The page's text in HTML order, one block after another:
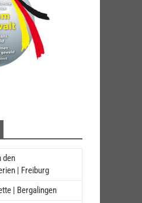
den
| Freiburg
| Bergalingen